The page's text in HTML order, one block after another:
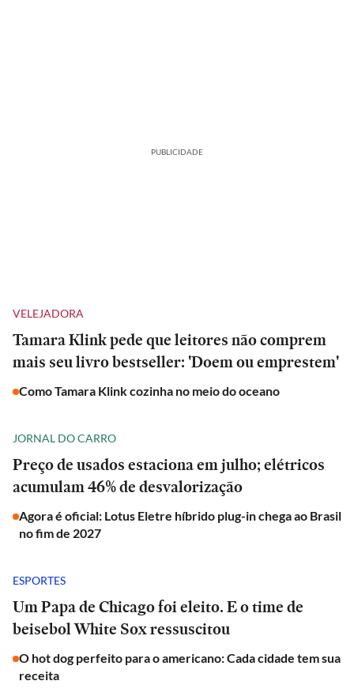
PUBLICIDADE
VELEJADORA
Tamara Klink pede que leitores não comprem
mais seu livro bestseller: 'Doem ou emprestem'
Como Tamara Klink cozinha no meio do oceano
JORNAL DO CARRO
Preço de usados estaciona em julho; elétricos
acumulam 46% de desvalorização
Agora é oficial: Lotus Eletre híbrido plug-in chega ao Brasil
no fim de 2027
ESPORTES
Um Papa de Chicago foi eleito. E o time de
beisebol White Sox ressuscitou
O hot dog perfeito para o americano: Cada cidade tem sua
receita